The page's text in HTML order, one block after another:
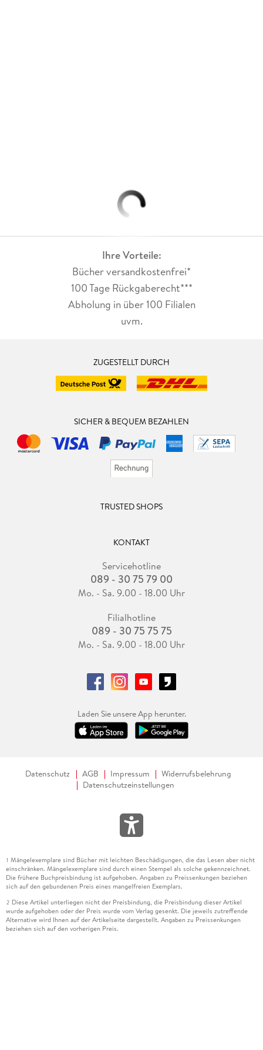
Ihre Vorteile:
Bücher versandkostenfrei*
100 Tage Rückgaberecht***
Abholung in über 100 Filialen
uvm.
ZUGESTELLT DURCH
SICHER & BEQUEM BEZAHLEN
TRUSTED SHOPS
KONTAKT
Servicehotline
089 - 30 75 79 00
Mo. - Sa. 9.00 - 18.00 Uhr
Filialhotline
089 - 30 75 75 75
Mo. - Sa. 9.00 - 18.00 Uhr
Laden Sie unsere App herunter.
Datenschutz AGB Impressum
Widerrufsbelehrung
Datenschutzeinstellungen
1 Mängelexemplare sind Bücher mit leichten Beschädigungen, die das Lesen aber nicht
einschränken. Mängelexemplare sind durch einen Stempel als solche gekennzeichnet.
Die frühere Buchpreisbindung ist aufgehoben. Angaben zu Preissenkungen beziehen
sich auf den gebundenen Preis eines mangelfreien Exemplars.
2 Diese Artikel unterliegen nicht der Preisbindung, die Preisbindung dieser Artikel
wurde aufgehoben oder der Preis wurde vom Verlag gesenkt. Die jeweils zutreffende
Alternative wird Ihnen auf der Artikelseite dargestellt. Angaben zu Preissenkungen
beziehen sich auf den vorherigen Preis.